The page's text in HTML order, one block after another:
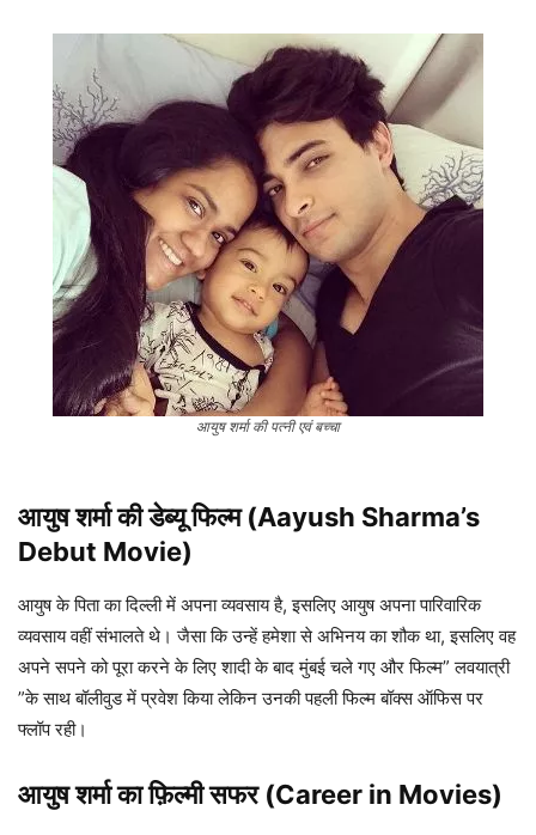
आयुष शर्मा की पत्नी एवं बच्चा
आयुष शर्मा की डेब्यू फिल्म (Aayush Sharma’s
Debut Movie)
आयुष के पिता का दिल्ली में अपना व्यवसाय है, इसलिए आयुष अपना पारिवारिक
व्यवसाय वहीं संभालते थे। जैसा कि उन्हें हमेशा से अभिनय का शौक था, इसलिए वह
अपने सपने को पूरा करने के लिए शादी के बाद मुंबई चले गए और फिल्म” लवयात्री
”के साथ बॉलीवुड में प्रवेश किया लेकिन उनकी पहली फिल्म बॉक्स ऑफिस पर
फ्लॉप रही।
आयुष शर्मा काफ़िल्मी सफर (Career in Movies)